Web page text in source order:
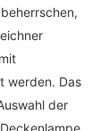
werden. Das
der